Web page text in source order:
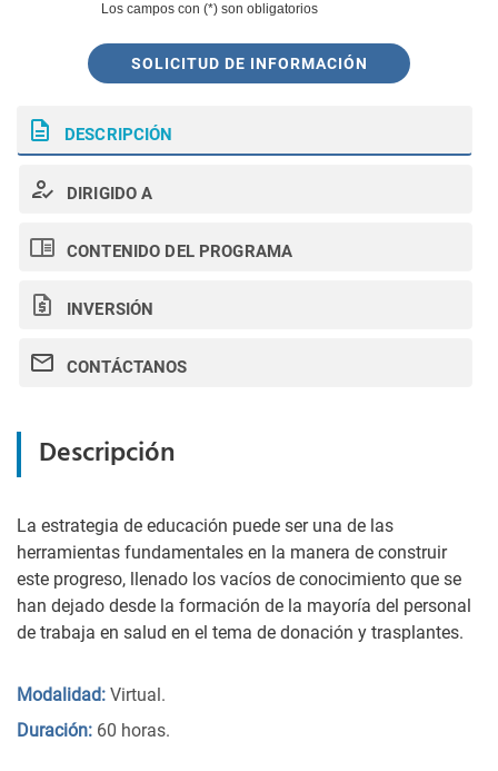
Los campos con (*) son obligatorios
SOLICITUD DE INFORMACIÓN
DESCRIPCIÓN
DIRIGIDO A
CONTENIDO DEL PROGRAMA
INVERSIÓN
CONTÁCTANOS
Descripción
La estrategia de educación puede ser una de las
herramientas fundamentales en la manera de construir
este progreso, llenado los vacíos de conocimiento que se
han dejado desde la formación de la mayoría del personal
de trabaja en salud en el tema de donación y trasplantes.
Modalidad: Virtual.
Duración: 60 horas.